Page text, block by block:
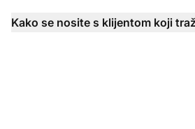
Kako se nosite s klijentom koji